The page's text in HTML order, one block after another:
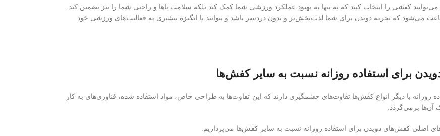
می‌توانید کفشی را انتخاب کنید که نه تنها به بهبود عملکرد ورزشی شما کمک کند بلکه سلامت پاها و راحتی شما را نیز تضمین کند.
می‌شود که تجربه دویدن برای شما لذت‌بخش‌تر و بدون دردسر باشد و بتوانید با انگیزه بیشتری به فعالیت‌های ورزشی خود
برای استفاده روزانه نسبت به سایر کفش‌ها
روزانه با دیگر انواع کفش‌ها تفاوت‌های چشمگیری دارند که این تفاوت‌ها به طراحی خاص، مواد استفاده شده، فناوری‌های به کار
آن‌ها برمی‌گردد.
اصلی کفش‌های دویدن برای استفاده روزانه نسبت به سایر کفش‌ها می‌پردازیم.